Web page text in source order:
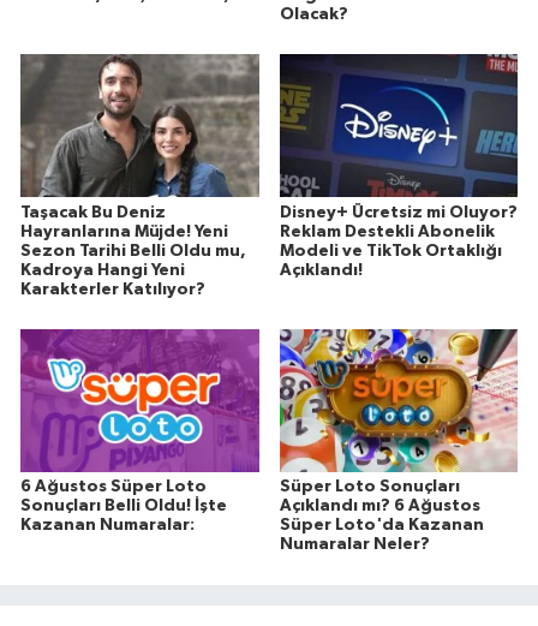
Olacak?
Taşacak Bu Deniz
Hayranlarına Müjde! Yeni
Sezon Tarihi Belli Oldu mu,
Kadroya Hangi Yeni
Karakterler Katılıyor?
Disney+ Ücretsiz mi Oluyor?
Reklam Destekli Abonelik
Modeli ve TikTok Ortaklığı
Açıklandı!
6 Ağustos Süper Loto
Sonuçları Belli Oldu! İşte
Kazanan Numaralar:
Süper Loto Sonuçları
Açıklandı mı? 6 Ağustos
Süper Loto'da Kazanan
Numaralar Neler?